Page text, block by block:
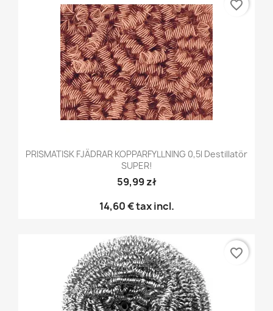
PRISMATISK FJÄDRAR KOPPARFYLLNING 0,5l Destillatör
SUPER!
59,99 zł
14,60 €tax incl.
favorite_border
favorite_border